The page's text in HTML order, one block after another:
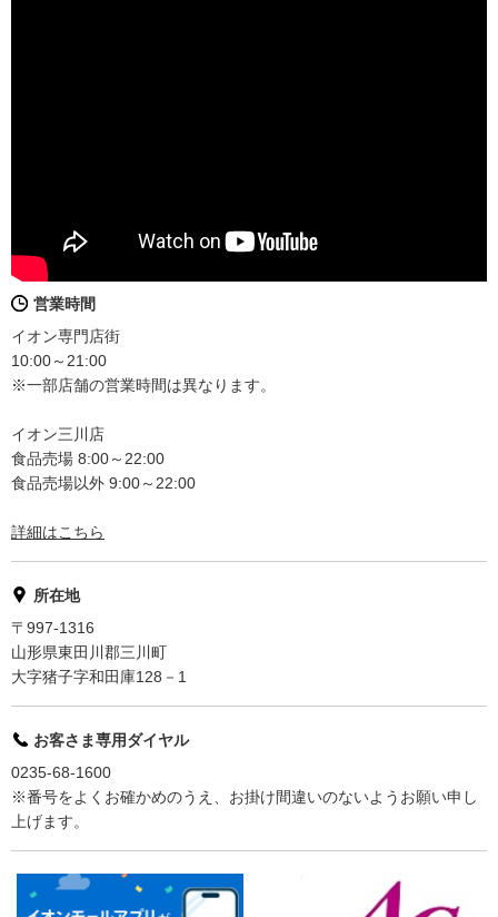
営業時間
イオン専門店街
10:00～21:00
※一部店舗の営業時間は異なります。
イオン三川店
食品売場 8:00～22:00
食品売場以外 9:00～22:00
詳細はこちら
所在地
〒997-1316
山形県東田川郡三川町
大字猪子字和田庫128－1
お客さま専用ダイヤル
0235-68-1600
※番号をよくお確かめのうえ、お掛け間違いのないようお願い申し
上げます。